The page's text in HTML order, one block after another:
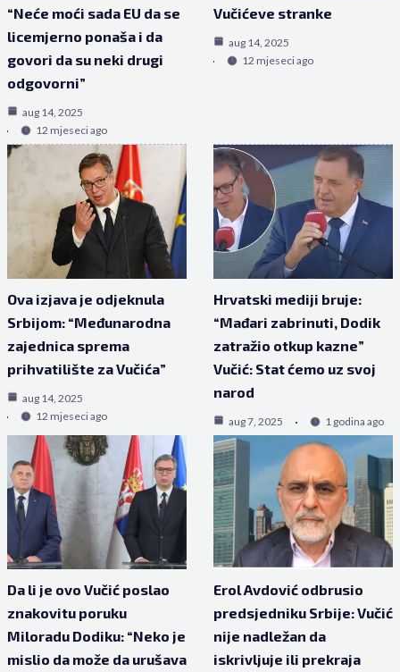
“Neće moći sada EU da se
licemjerno ponaša i da
govori da su neki drugi
odgovorni”
aug 14, 2025
12 mjeseci ago
Vučićeve stranke
aug 14, 2025
12 mjeseci ago
Ova izjava je odjeknula
Srbijom: “Međunarodna
zajednica sprema
prihvatilište za Vučića”
aug 14, 2025
12 mjeseci ago
Hrvatski mediji bruje:
“Mađari zabrinuti, Dodik
zatražio otkup kazne”
Vučić: Stat ćemo uz svoj
narod
aug 7, 2025 1 godina ago
Da li je ovo Vučić poslao
znakovitu poruku
Miloradu Dodiku: “Neko je
mislio da može da urušava
Erol Avdović odbrusio
predsjedniku Srbije: Vučić
nije nadležan da
iskrivljuje ili prekraja